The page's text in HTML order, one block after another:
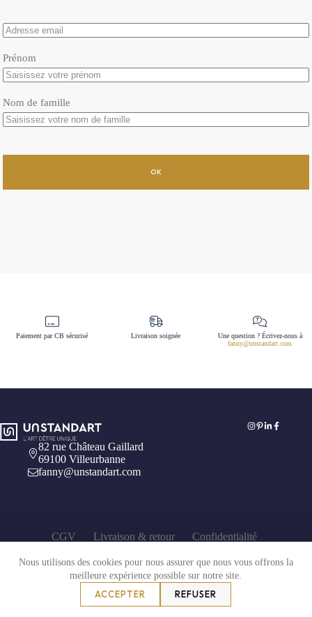
Nous utilisons des cookies pour nous assurer que nous vous offrons la
meilleure expérience possible sur notre site.
ACCEPTER REFUSER
Prénom
Nom de famille
OK
Paiement par CB sécurisé Livraison soignée
Une question ? Écrivez-nous à
fanny@unstandart.com
82 rue Château Gaillard
69100 Villeurbanne
fanny@unstandart.com
CGV Livraison & retour
Confidentialité
Copyright © 2026 Unstandart.